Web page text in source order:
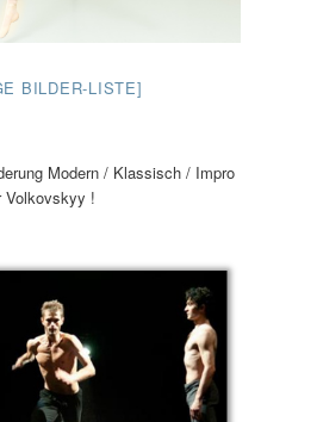
BILDER-LISTE]
Modern / Klassisch / Impro
Volkovskyy !